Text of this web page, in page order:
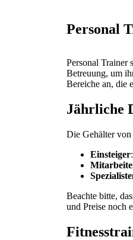
Personal
Personal Trainer
Betreuung, um
Bereiche an, die
Jährliche
Die Gehälter von
Einsteiger
Beachte bitte,
und Preise noch